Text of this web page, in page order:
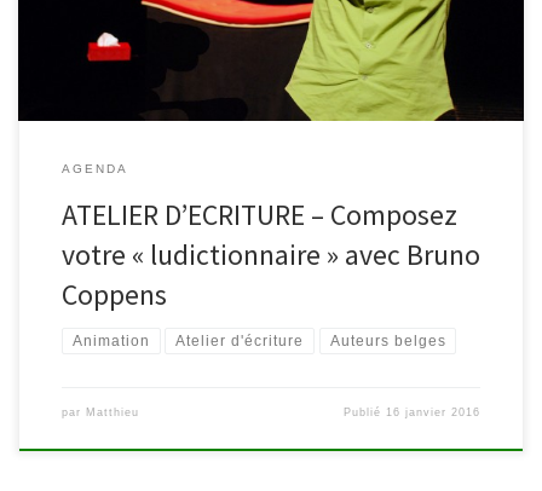
de son spectacle La […]
AGENDA
ATELIER D’ECRITURE – Composez
votre « ludictionnaire » avec Bruno
Coppens
Animation Atelier d'écriture Auteurs belges
par Matthieu Publié 16 janvier 2016